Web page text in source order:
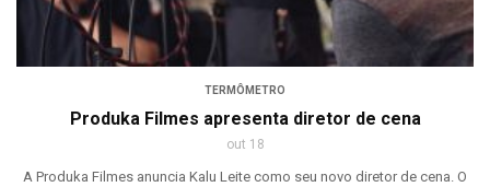
TERMÔMETRO
Produka Filmes apresenta diretor de cena
out 18
A Produka Filmes anuncia Kalu Leite como seu novo diretor de cena. O